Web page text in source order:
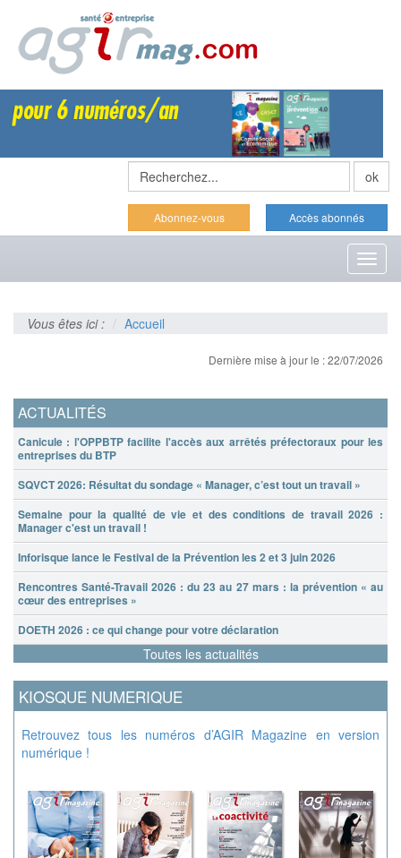
Abonnez-vous Accès abonnés
Vous êtes ici : Accueil
Dernière mise à jour le : 22/07/2026
ACTUALITÉS
Canicule : l'OPPBTP facilite l'accès aux arrêtés préfectoraux pour les
entreprises du BTP
SQVCT 2026: Résultat du sondage « Manager, c’est tout un travail »
Semaine pour la qualité de vie et des conditions de travail 2026 :
Manager c'est un travail !
Inforisque lance le Festival de la Prévention les 2 et 3 juin 2026
Rencontres Santé-Travail 2026 : du 23 au 27 mars : la prévention « au
cœur des entreprises »
DOETH 2026 : ce qui change pour votre déclaration
Toutes les actualités
KIOSQUE NUMERIQUE
Retrouvez tous les numéros d’AGIR Magazine en version
numérique !